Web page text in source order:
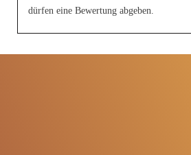
dürfen eine Bewertung abgeben.